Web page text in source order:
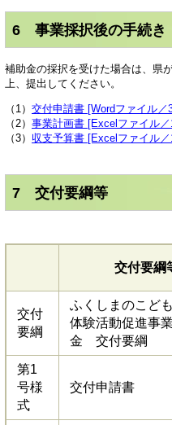
6 事業採択後の手続き
補助金の採択を受けた場合は、県
上、提出してください。
（1） 交付申請書 [Wordファイル／
（2） 事業計画書 [Excelファイル／
（3） 収支予算書 [Excelファイル／
7 交付要綱等
交付要綱
交付
要綱
ふくしまのこど
体験活動促進事
金 交付要綱
第1
号様
式
交付申請書